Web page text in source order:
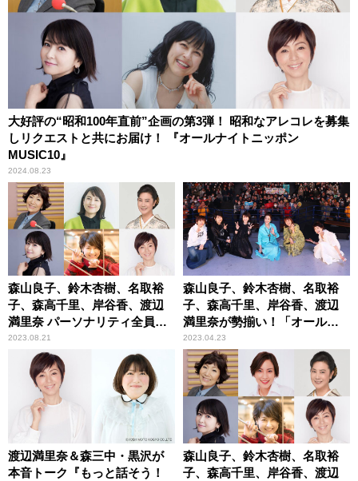
大好評の“昭和100年直前”企画の第3弾！ 昭和なアレコレを募集
しリクエストと共にお届け！ 『オールナイトニッポン
MUSIC10』
2024.08.23
森山良子、鈴木杏樹、名取裕
子、森高千里、岸谷香、渡辺
満里奈 パーソナリティ全員参
加！「日替わり！リクエスト
フェス♪」『オールナイトニッ
ポン MUSIC10』
2023.08.21
森山良子、鈴木杏樹、名取裕
子、森高千里、岸谷香、渡辺
満里奈が勢揃い！「オールナ
イトニッポン MUSIC10
Sunset Party」大盛況
2023.04.23
渡辺満里奈＆森三中・黒沢が
本音トーク『もっと話そう！
森山良子、鈴木杏樹、名取裕
子、森高千里、岸谷香、渡辺